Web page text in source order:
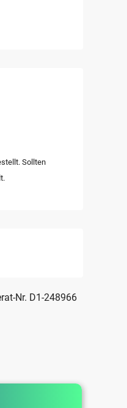
Sollten
Nr. D1-248966